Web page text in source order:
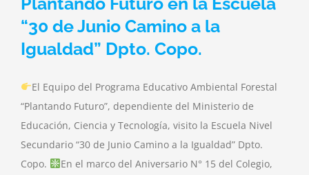
“30 de Junio Camino a la
Igualdad” Dpto. Copo.
El Equipo del Programa Educativo Ambiental Forestal
“Plantando Futuro”, dependiente del Ministerio de
Educación, Ciencia y Tecnología, visito la Escuela Nivel
Secundario “30 de Junio Camino a la Igualdad” Dpto.
Copo.
En el marco del Aniversario N° 15 del Colegio,